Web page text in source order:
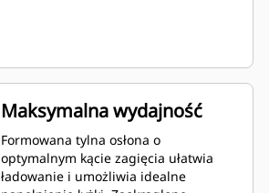
Maksymalna wydajność
Formowana tylna osłona o
optymalnym kącie zagięcia ułatwia
ładowanie i umożliwia idealne